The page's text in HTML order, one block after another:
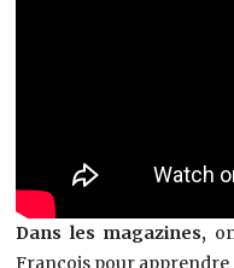
Dans les magazines,
François pour apprendre